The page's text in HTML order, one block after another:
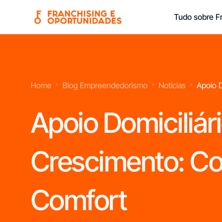
Tudo sobre
Franchisings Líderes No Mercado Português
Home Blog Empreendedorismo Notícias Apoio
Apoio
Crescimento:
Comfort